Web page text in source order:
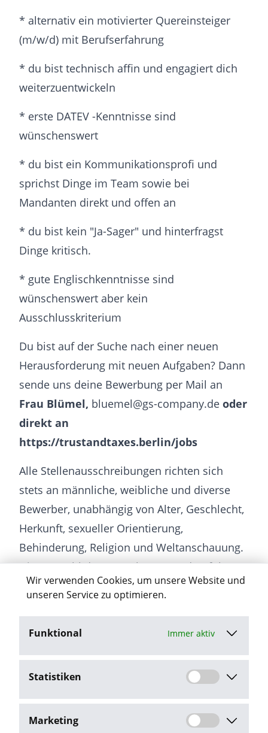
Wir verwenden Cookies, um unsere Website und
unseren Service zu optimieren.
Funktional Immer aktiv
Statistiken
Marketing
* alternativ ein motivierter Quereinsteiger
(m/w/d) mit Berufserfahrung
* du bist technisch affin und engagiert dich
weiterzuentwickeln
* erste DATEV -Kenntnisse sind
wünschenswert
* du bist ein Kommunikationsprofi und
sprichst Dinge im Team sowie bei
Mandanten direkt und offen an
* du bist kein "Ja-Sager" und hinterfragst
Dinge kritisch.
* gute Englischkenntnisse sind
wünschenswert aber kein
Ausschlusskriterium
Du bist auf der Suche nach einer neuen
Herausforderung mit neuen Aufgaben? Dann
sende uns deine Bewerbung per Mail an
Frau Blümel, bluemel@gs-company.de oder
direkt an
https://trustandtaxes.berlin/jobs
Alle Stellenausschreibungen richten sich
stets an männliche, weibliche und diverse
Bewerber, unabhängig von Alter, Geschlecht,
Herkunft, sexueller Orientierung,
Behinderung, Religion und Weltanschauung.
Die Auswahl der Bewerber (m/w/d) erfolgt
ausschließlich anhand von Qualifikationen.